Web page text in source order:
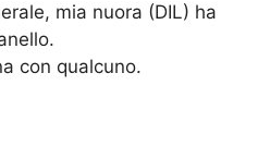
mia nuora (DIL) ha
con qualcuno.